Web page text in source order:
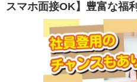
スマホ面接OK】豊富な福